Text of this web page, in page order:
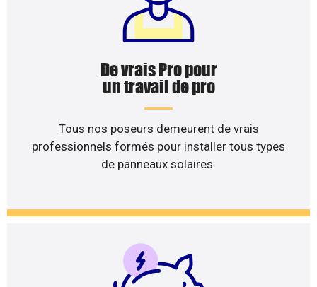
De vrais Pro pour
un travail de pro
Tous nos poseurs demeurent de vrais
professionnels formés pour installer tous types
de panneaux solaires.